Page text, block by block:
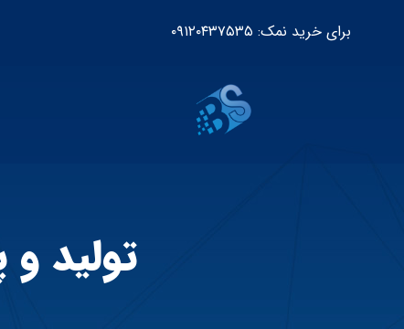
برای خرید نمک: ۰۹۱۲۰۴۳۷۵۳۵
تولید